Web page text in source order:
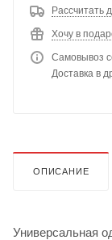
Рассчитать
Хочу в
Самовывоз
Доставка в
ОПИСАНИЕ
Универсальная